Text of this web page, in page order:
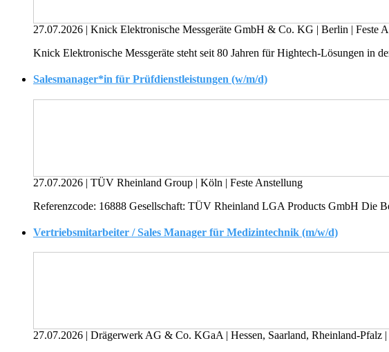
27.07.2026 | Knick Elektronische Messgeräte GmbH & Co. KG | Berlin | Feste
Knick Elektronische Messgeräte steht seit 80 Jahren für Hightech-Lösungen in
Salesmanager*in für Prüfdienstleistungen (w/m/d)
27.07.2026 | TÜV Rheinland Group | Köln | Feste Anstellung
Referenzcode: 16888 Gesellschaft: TÜV Rheinland LGA Products GmbH Die
Vertriebsmitarbeiter / Sales Manager für Medizintechnik (m/w/d)
27.07.2026 Drägerwerk AG & Co. KGaA Hessen, Saarland, Rheinland-Pfalz